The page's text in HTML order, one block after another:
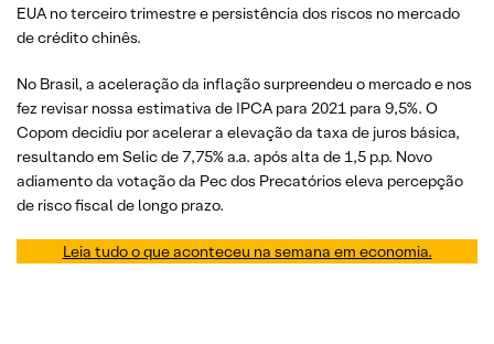
EUA no terceiro trimestre e persistência dos riscos no mercado
de crédito chinês.
No Brasil, a aceleração da inflação surpreendeu o mercado e nos
fez revisar nossa estimativa de IPCA para 2021 para 9,5%. O
Copom decidiu por acelerar a elevação da taxa de juros básica,
resultando em Selic de 7,75% a.a. após alta de 1,5 p.p. Novo
adiamento da votação da Pec dos Precatórios eleva percepção
de risco fiscal de longo prazo.
Leia tudo o que aconteceu na semana em economia.